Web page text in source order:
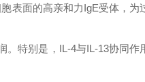
表面的高亲和力IgE受体，为
。特别是，IL-4与IL-13协同作